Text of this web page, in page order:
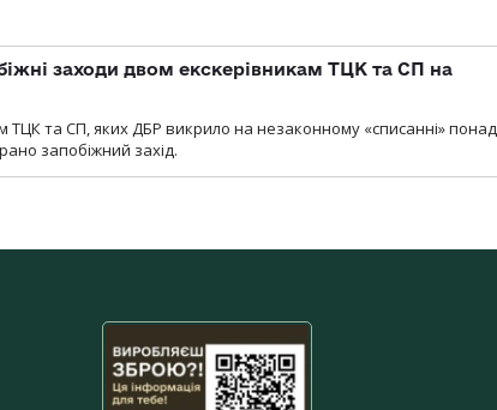
заходи двом екскерівникам ТЦК та СП на
ТЦК та СП, яких ДБР викрило на незаконному «списанні» понад
запобіжний захід.